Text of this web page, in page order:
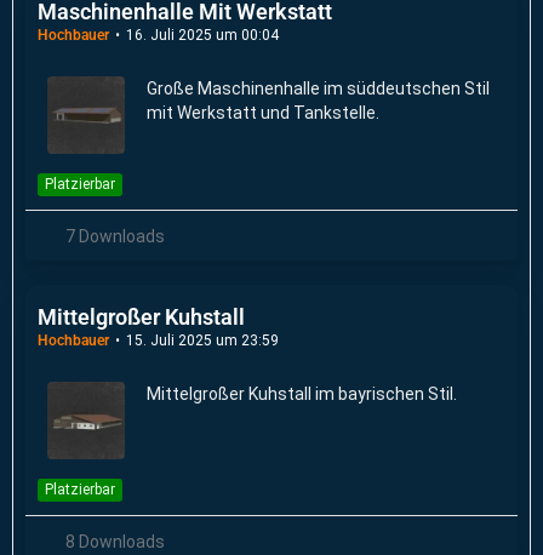
Maschinenhalle Mit Werkstatt
Hochbauer 16. Juli 2025 um 00:04
Große Maschinenhalle im süddeutschen Stil
mit Werkstatt und Tankstelle.
Platzierbar
7 Downloads
Mittelgroßer Kuhstall
Hochbauer 15. Juli 2025 um 23:59
Mittelgroßer Kuhstall im bayrischen Stil.
Platzierbar
8 Downloads